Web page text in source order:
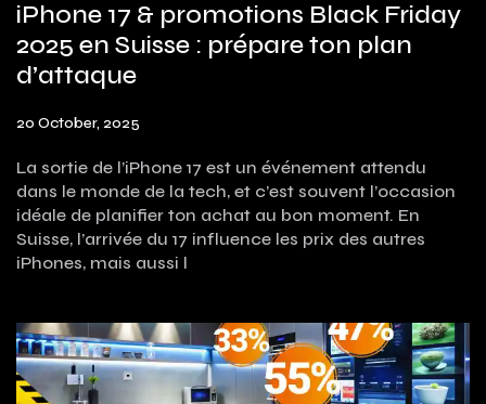
iPhone 17 & promotions Black Friday
2025 en Suisse : prépare ton plan
d’attaque
20 October, 2025
La sortie de l’iPhone 17 est un événement attendu
dans le monde de la tech, et c’est souvent l’occasion
idéale de planifier ton achat au bon moment. En
Suisse, l’arrivée du 17 influence les prix des autres
iPhones, mais aussi l